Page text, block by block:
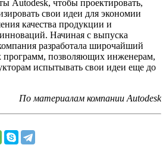
Autodesk, чтобы проектировать,
свои идеи для экономии
качества продукции и
Начиная с выпуска
разработала широчайший
программ, позволяющих инженерам,
испытывать свои идеи еще до
По материалам компании Autodesk